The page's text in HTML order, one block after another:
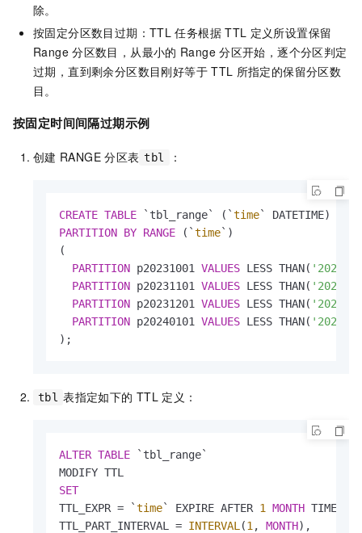
除。
按固定分区数目过期：TTL 任务根据 TTL 定义所设置保留
Range 分区数目，从最小的 Range 分区开始，逐个分区判定
过期，直到剩余分区数目刚好等于 TTL 所指定的保留分区数
目。
按固定时间间隔过期示例
创建 RANGE 分区表 tbl ：
CREATE TABLE `tbl_range` (`time
PARTITION BY RANGE (`time`)
(
PARTITION p20231001 VALUES LESS THAN( '2023-
PARTITION p20231101 VALUES LESS THAN( '2023-
PARTITION p20231201 VALUES LESS THAN( '2023-
PARTITION p20240101 VALUES LESS THAN( '2024-
);
tbl 表指定如下的 TTL 定义：
ALTER TABLE `tbl_range`
SET
TTL_EXPR = `time` EXPIRE AFTER 1 MONTH
TTL_PART_INTERVAL = INTERVAL (1 , MONTH),